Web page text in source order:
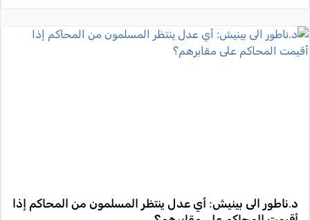
د.ناطور الى بينيش: أي عدل ينتظر المسلمون من المحاكم إذا